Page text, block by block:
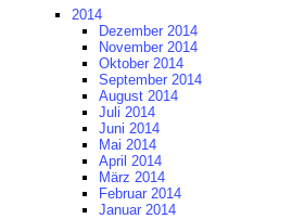
2014
Dezember 2014
November 2014
Oktober 2014
September 2014
August 2014
Juli 2014
Juni 2014
Mai 2014
April 2014
März 2014
Februar 2014
Januar 2014